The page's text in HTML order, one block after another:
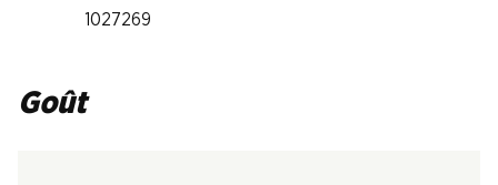
1027269
Goût